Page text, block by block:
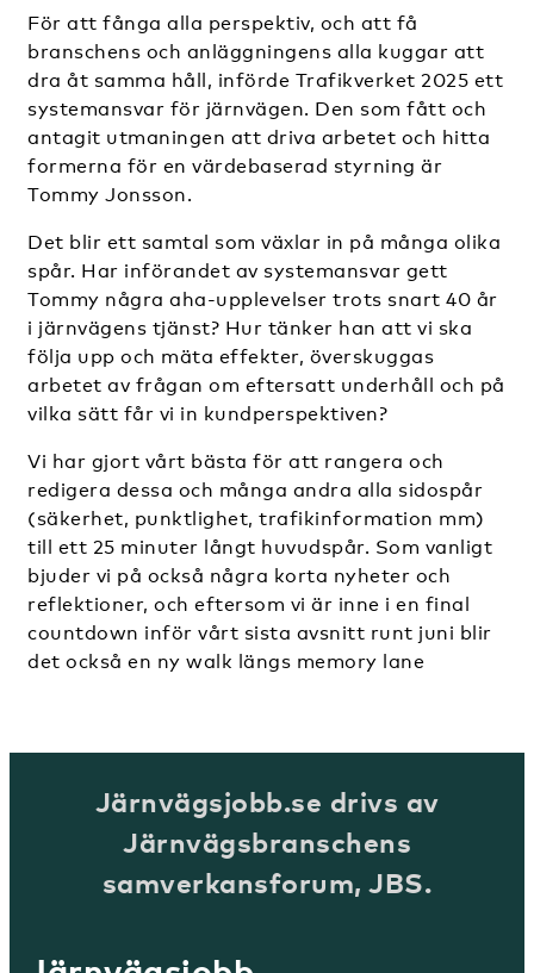
För att fånga alla perspektiv, och att få
branschens och anläggningens alla kuggar att
dra åt samma håll, införde Trafikverket 2025 ett
systemansvar för järnvägen. Den som fått och
antagit utmaningen att driva arbetet och hitta
formerna för en värdebaserad styrning är
Tommy Jonsson.
Det blir ett samtal som växlar in på många olika
spår. Har införandet av systemansvar gett
Tommy några aha-upplevelser trots snart 40 år
i järnvägens tjänst? Hur tänker han att vi ska
följa upp och mäta effekter, överskuggas
arbetet av frågan om eftersatt underhåll och på
vilka sätt får vi in kundperspektiven?
Vi har gjort vårt bästa för att rangera och
redigera dessa och många andra alla sidospår
(säkerhet, punktlighet, trafikinformation mm)
till ett 25 minuter långt huvudspår. Som vanligt
bjuder vi på också några korta nyheter och
reflektioner, och eftersom vi är inne i en final
countdown inför vårt sista avsnitt runt juni blir
det också en ny walk längs memory lane
Järnvägsjobb.se drivs av
Järnvägsbranschens
samverkansforum, JBS.